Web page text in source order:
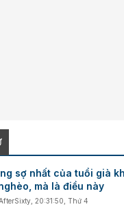
sợ nhất của tuổi già
mà là điều này
,20:31:50, Thứ 4